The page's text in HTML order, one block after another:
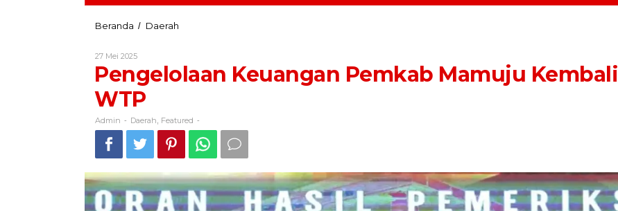
Beranda / Daerah
Kembali
27 Mei 2025Oleh
Pengelolaan Keuangan Pemkab Mamuju Kembali
WTP
Admin - Daerah Featured -